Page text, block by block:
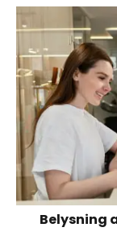
Belysning